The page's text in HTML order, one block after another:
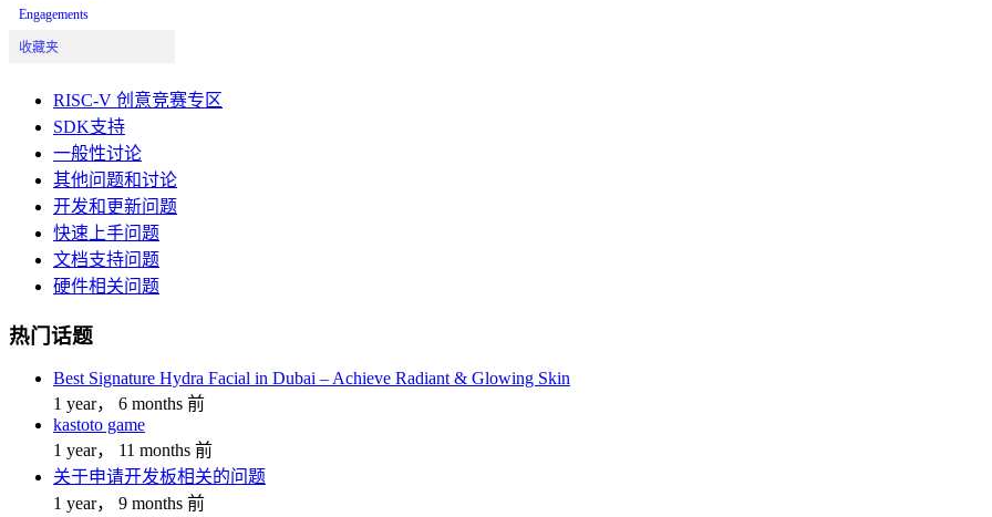
Engagements
收藏夹
RISC-V 创意竞赛专区
SDK支持
一般性讨论
其他问题和讨论
开发和更新问题
快速上手问题
文档支持问题
硬件相关问题
热门话题
Best Signature Hydra Facial in Dubai – Achieve Radiant & Glowing Skin
1 year， 6 months 前
kastoto game
1 year， 11 months 前
关于申请开发板相关的问题
1 year， 9 months 前